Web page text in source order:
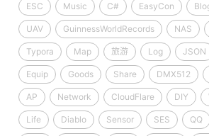
ESC Music C# EasyCon
UAV GuinnessWorldRecords NAS
Typora Map 旅游 Log JSON
Equip Goods Share DMX512
AP Network CloudFlare DIY
Life Diablo Sensor SES QQ